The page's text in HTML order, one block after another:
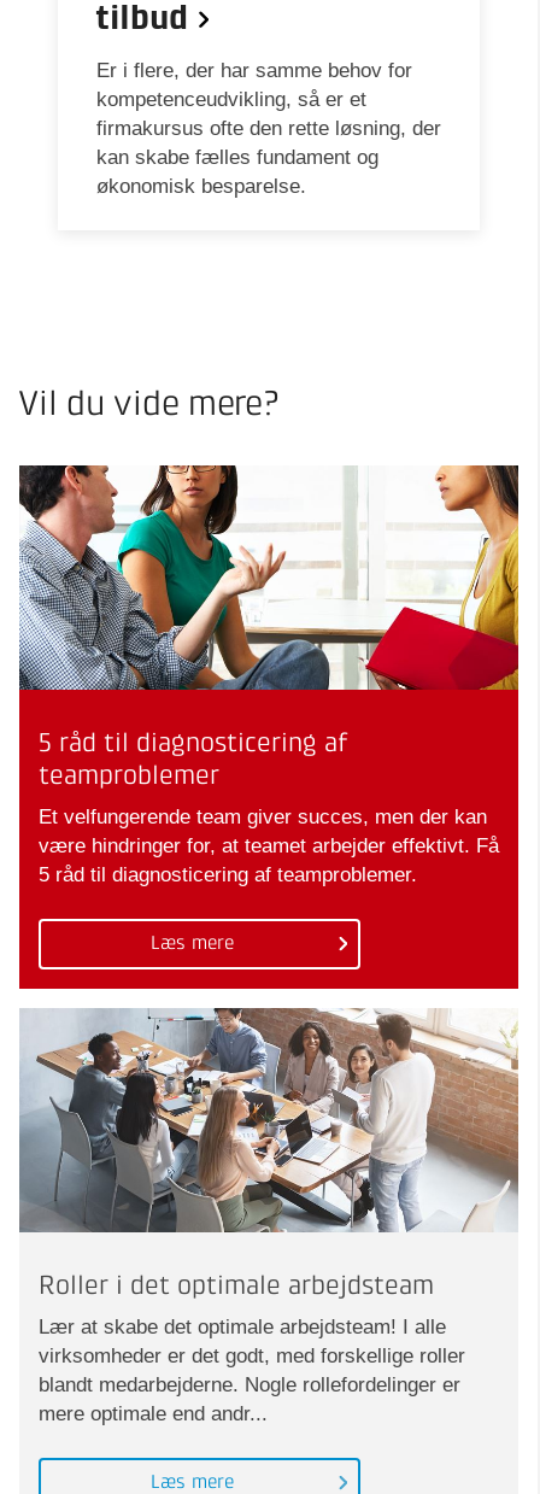
tilbud
Er i flere, der har samme behov for
kompetenceudvikling, så er et
firmakursus ofte den rette løsning, der
kan skabe fælles fundament og
økonomisk besparelse.
Vil du vide mere?
5 råd til diagnosticering af
teamproblemer
Et velfungerende team giver succes, men der kan
være hindringer for, at teamet arbejder effektivt. Få
5 råd til diagnosticering af teamproblemer.
Læs mere
Roller i det optimale arbejdsteam
Lær at skabe det optimale arbejdsteam! I alle
virksomheder er det godt, med forskellige roller
blandt medarbejderne. Nogle rollefordelinger er
mere optimale end andr...
Læs mere